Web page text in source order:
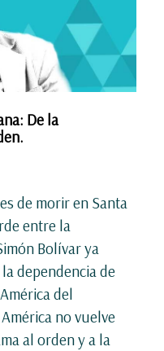
De la
de morir en Santa
entre la
Bolívar ya
dependencia de
del
no vuelve
al orden y a la